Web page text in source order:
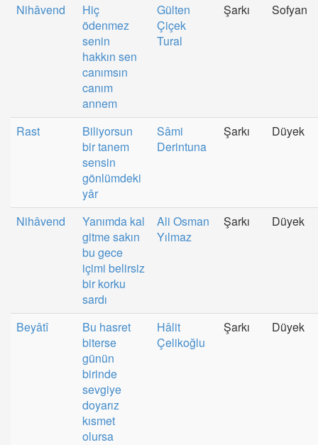
Nihâvend
Hiç
ödenmez
senin
hakkın sen
canımsın
canım
annem
Gülten
Çiçek
Tural
Şarkı Sofyan
Rast
Biliyorsun
bir tanem
sensin
gönlümdeki
yâr
Sâmi
Derintuna
Şarkı Düyek
Nihâvend
Yanımda kal
gitme sakın
bu gece
içimi belirsiz
bir korku
sardı
Ali Osman
Yılmaz
Şarkı Düyek
Beyâtî
Bu hasret
biterse
günün
birinde
sevgiye
doyarız
kısmet
olursa
Hâlit
Çelikoğlu
Şarkı Düyek